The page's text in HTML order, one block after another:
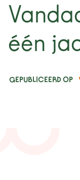
één
GEPUBLICEERD OP